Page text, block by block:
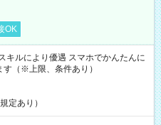
OK
ルにより優遇 スマホでかんたんに
（※上限、条件あり）
定あり）